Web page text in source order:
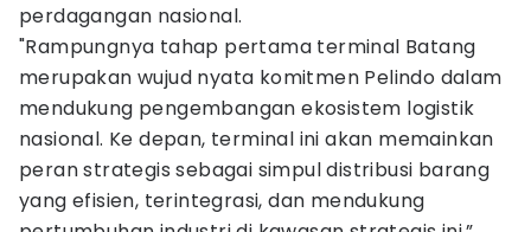
perdagangan nasional.
"Rampungnya tahap pertama terminal Batang
merupakan wujud nyata komitmen Pelindo dalam
mendukung pengembangan ekosistem logistik
nasional. Ke depan, terminal ini akan memainkan
peran strategis sebagai simpul distribusi barang
yang efisien, terintegrasi, dan mendukung